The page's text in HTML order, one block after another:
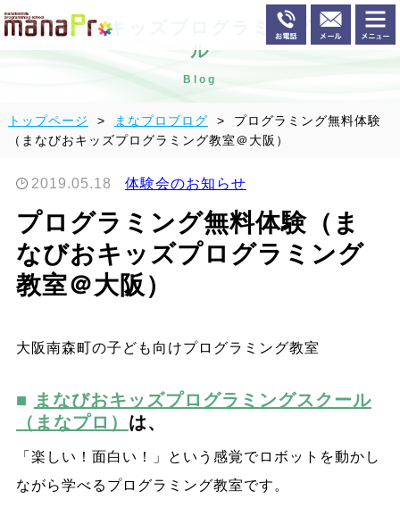
まなびおキッズプログラミングスクー
ル
Blog
トップページ まなプロブログ
プログラミング無料体験
（まなびおキッズプログラミング教室＠大阪）
2019.05.18 体験会のお知らせ
プログラミング無料体験（ま
なびおキッズプログラミング
教室＠大阪）
大阪南森町の子ども向けプログラミング教室
まなびおキッズプログラミングスクール
（まなプロ） は、
「楽しい！面白い！」という感覚でロボットを動かし
ながら学べるプログラミング教室です。